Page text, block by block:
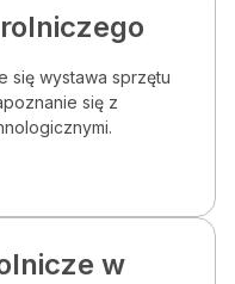
się wystawa sprzętu
się z
w